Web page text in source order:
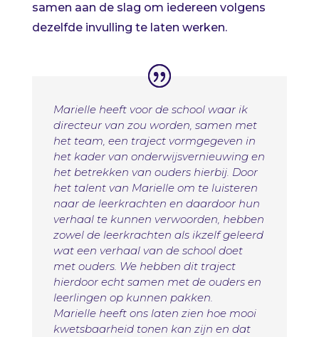
samen aan de slag om iedereen volgens
dezelfde invulling te laten werken.
Marielle heeft voor de school waar ik
directeur van zou worden, samen met
het team, een traject vormgegeven in
het kader van onderwijsvernieuwing en
het betrekken van ouders hierbij. Door
het talent van Marielle om te luisteren
naar de leerkrachten en daardoor hun
verhaal te kunnen verwoorden, hebben
zowel de leerkrachten als ikzelf geleerd
wat een verhaal van de school doet
met ouders. We hebben dit traject
hierdoor echt samen met de ouders en
leerlingen op kunnen pakken.
Marielle heeft ons laten zien hoe mooi
kwetsbaarheid tonen kan zijn en dat